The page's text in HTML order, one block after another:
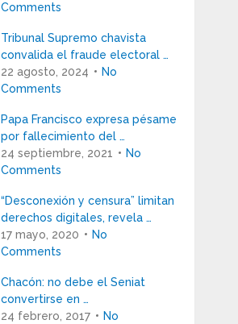
Comments
Tribunal Supremo chavista
convalida el fraude electoral …
22 agosto, 2024
No
Comments
Papa Francisco expresa pésame
por fallecimiento del …
24 septiembre, 2021
No
Comments
“Desconexión y censura” limitan
derechos digitales, revela …
17 mayo, 2020
No
Comments
Chacón: no debe el Seniat
convertirse en …
24 febrero, 2017
No